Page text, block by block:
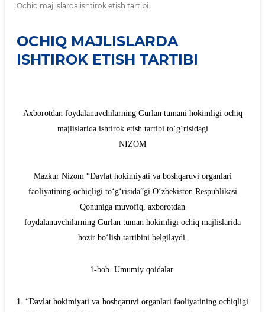
Ochiq majlislarda ishtirok etish tartibi
OCHIQ MAJLISLARDA
ISHTIROK ETISH TARTIBI
Axborotdan foydalanuvchilarning Gurlantumani hokimligi ochiq
majlislarida ishtirok etish tartibi to‘g‘risidagi
NIZOM
Mazkur Nizom “Davlat hokimiyati va boshqaruvi organlari
faoliyatining ochiqligi to‘g‘risida”gi O‘zbekiston Respublikasi
Qonuniga muvofiq, axborotdan
foydalanuvchilarning Gurlan tuman hokimligi ochiq majlislarida
hozir bo‘lish tartibini belgilaydi.
1-bob. Umumiy qoidalar.
1. “Davlat hokimiyati va boshqaruvi organlari faoliyatining ochiqligi